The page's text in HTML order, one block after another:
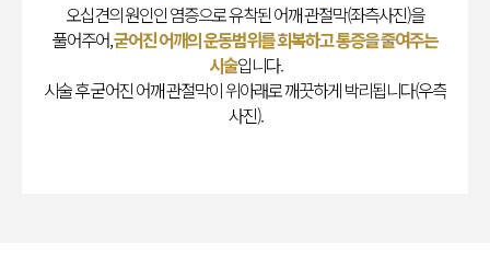
오십견의 원인인 염증으로 유착된 어깨 관절막(좌측사진)을
풀어주어,굳어진 어깨의 운동범위를 회복하고 통증을 줄여주는
시술입니다.
시술 후 굳어진 어깨 관절막이 위아래로 깨끗하게 박리됩니다(우측
사진).